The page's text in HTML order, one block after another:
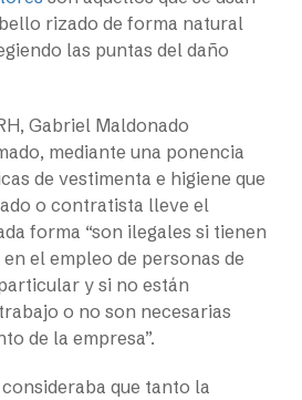
rizado de forma natural
las puntas del daño
Gabriel Maldonado
mediante una ponencia
de vestimenta e higiene que
o contratista lleve el
forma “son ilegales si tienen
el empleo de personas de
y si no están
o no son necesarias
de la empresa”.
que tanto la